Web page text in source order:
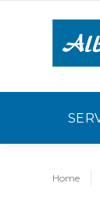
Home